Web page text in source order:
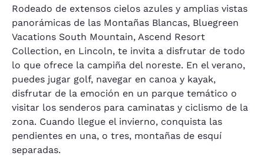
Rodeado de extensos cielos azules y amplias vistas
panorámicas de las Montañas Blancas, Bluegreen
Vacations South Mountain, Ascend Resort
Collection, en Lincoln, te invita a disfrutar de todo
lo que ofrece la campiña del noreste. En el verano,
puedes jugar golf, navegar en canoa y kayak,
disfrutar de la emoción en un parque temático o
visitar los senderos para caminatas y ciclismo de la
zona. Cuando llegue el invierno, conquista las
pendientes en una, o tres, montañas de esquí
separadas.